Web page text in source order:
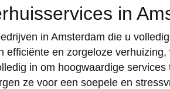
in
in Amsterdam die u
efficiënte en zorgeloze
in om hoogwaardige
ze voor een soepele en